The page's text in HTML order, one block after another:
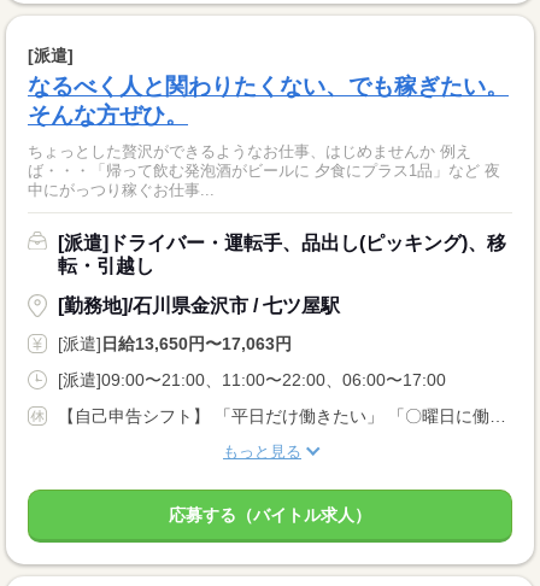
[派遣]
なるべく人と関わりたくない、でも稼ぎたい。
そんな方ぜひ。
ちょっとした贅沢ができるようなお仕事、はじめませんか 例え
ば・・・「帰って飲む発泡酒がビールに 夕食にプラス1品」など 夜
中にがっつり稼ぐお仕事...
[派遣]ドライバー・運転手、品出し(ピッキング)、移
転・引越し
[勤務地]/石川県金沢市 / 七ツ屋駅
[派遣] 日給13,650円〜17,063円
[派遣]09:00〜21:00、11:00〜22:00、06:00〜17:00
【自己申告シフト】 「平日だけ働きたい」 「〇曜日に働きたい」 など、働き方は自分で選べます。 曜日・時間についてのご希望も 面談の際に教えてくださいね。 ※こちらは中型以上のお仕事の例です
もっと見る
応募する（バイトル求人）